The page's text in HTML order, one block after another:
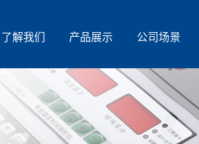
了解我们 产品展示 公司场景